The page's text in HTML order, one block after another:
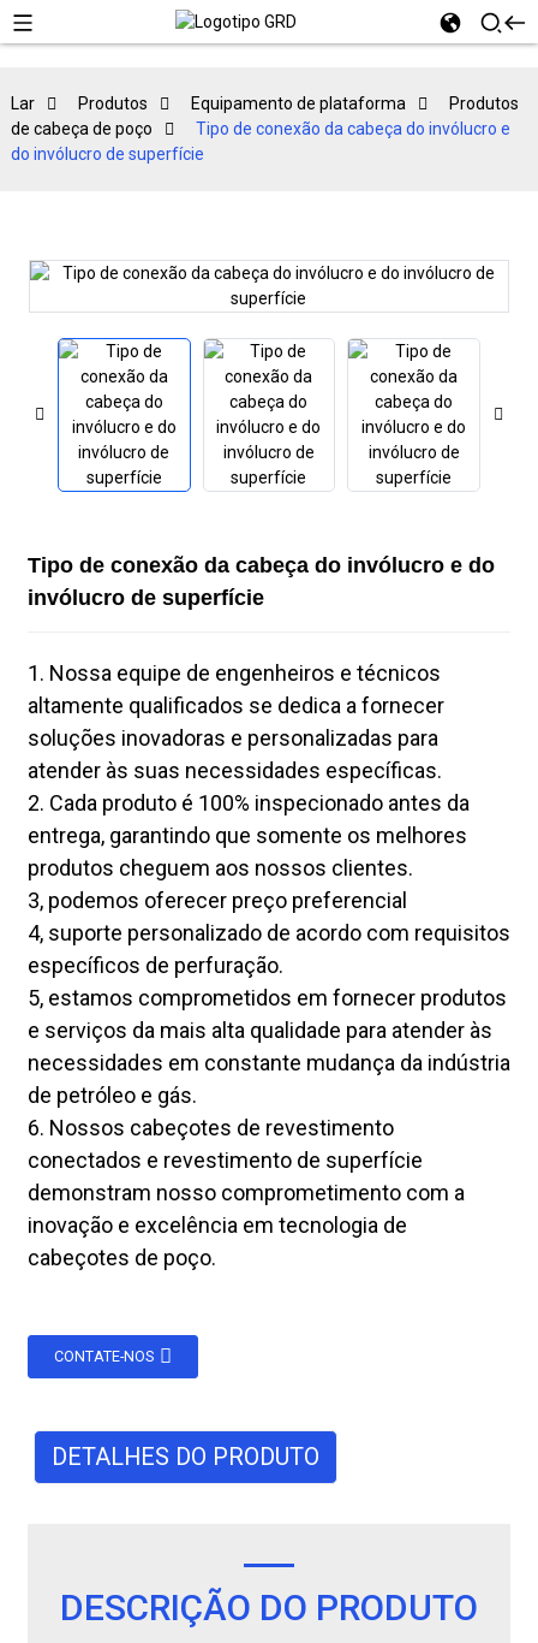
Lar Produtos Equipamento de plataforma
Produtos
de cabeça de poço
Tipo de conexão da cabeça do invólucro e
do invólucro de superfície
Tipo de conexão da cabeça do invólucro e do
invólucro de superfície
1. Nossa equipe de engenheiros e técnicos
altamente qualificados se dedica a fornecer
soluções inovadoras e personalizadas para
atender às suas necessidades específicas.
2. Cada produto é 100% inspecionado antes da
entrega, garantindo que somente os melhores
produtos cheguem aos nossos clientes.
3, podemos oferecer preço preferencial
4, suporte personalizado de acordo com requisitos
específicos de perfuração.
5, estamos comprometidos em fornecer produtos
e serviços da mais alta qualidade para atender às
necessidades em constante mudança da indústria
de petróleo e gás.
6. Nossos cabeçotes de revestimento
conectados e revestimento de superfície
demonstram nosso comprometimento com a
inovação e excelência em tecnologia de
cabeçotes de poço.
CONTATE-NOS
DETALHES DO PRODUTO
DESCRIÇÃO DO PRODUTO